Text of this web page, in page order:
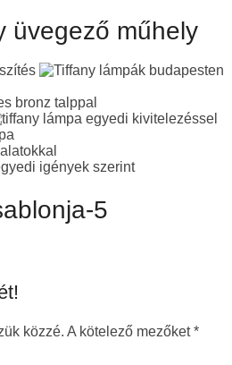
üvegező műhely
5
közzé. A kötelező mezőket*